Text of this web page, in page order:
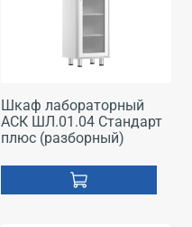
Шкаф лабораторный
АСК ШЛ.01.04 Стандарт
плюс (разборный)